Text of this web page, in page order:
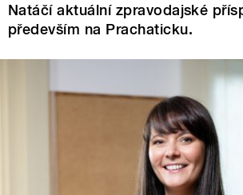
Natáčí aktuální zpravodajské
především na Prachaticku.